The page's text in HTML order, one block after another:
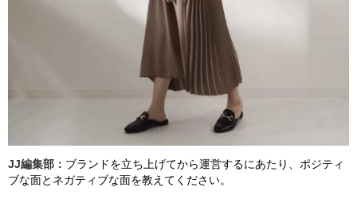
JJ編集部 ： ブランドを立ち上げてから運営するにあた り
、ポジティ
ブな面とネガティブな面を教えてください。